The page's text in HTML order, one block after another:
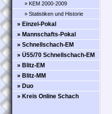
» KEM 2000-2009
» Statistiken und Historie
» Einzel-Pokal
» Mannschafts-Pokal
» Schnellschach-EM
» Ü55/70 Schnellschach-EM
» Blitz-EM
» Blitz-MM
» Duo
» Kreis Online Schach